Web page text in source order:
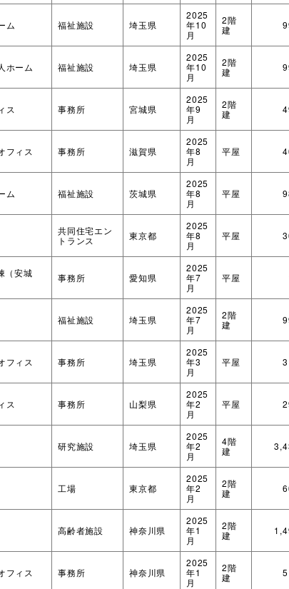
ム 福祉施設 埼玉県
2025
年10
月
2階
建
ホーム 福祉施設 埼玉県
2025
年10
月
2階
建
ス 事務所 宮城県
2025
年9
月
2階
建
フィス 事務所 滋賀県
2025
年8
月
平屋
ム 福祉施設 茨城県
2025
年8
月
平屋
共同住宅エン
トランス
東京都
2025
年8
月
平屋
（安城
事務所 愛知県
2025
年7
月
平屋
福祉施設 埼玉県
2025
年7
月
2階
建
フィス 事務所 埼玉県
2025
年3
月
平屋
ス 事務所 山梨県
2025
年2
月
平屋
研究施設 埼玉県
2025
年2
月
4階
建
工場 東京都
2025
年2
月
2階
建
高齢者施設 神奈川県
2025
年1
月
2階
建
フィス 事務所 神奈川県
2025
年1
月
2階
建